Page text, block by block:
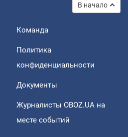
В начало
Команда
Политика
конфиденциальности
Документы
Журналисты OBOZ.UA на
месте событий